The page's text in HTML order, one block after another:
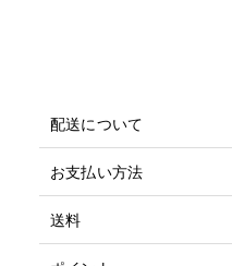
配送について
お支払い方法
送料